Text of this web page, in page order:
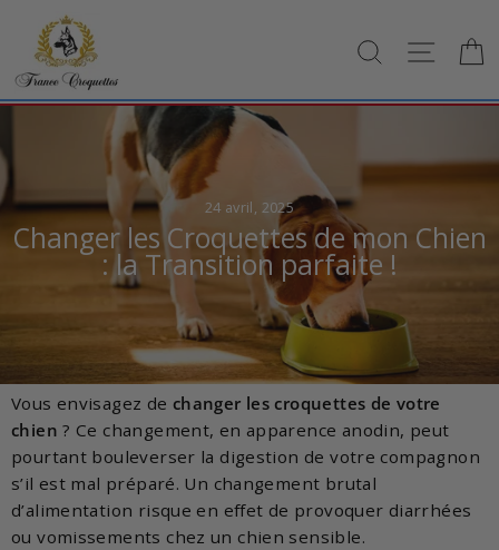
contenu
24 avril, 2025
Changer les Croquettes de mon Chien
: la Transition parfaite !
Vous envisagez de changer les croquettes de votre
chien ? Ce changement, en apparence anodin, peut
pourtant bouleverser la digestion de votre compagnon
s’il est mal préparé. Un changement brutal
d’alimentation risque en effet de provoquer diarrhées
ou vomissements chez un chien sensible.